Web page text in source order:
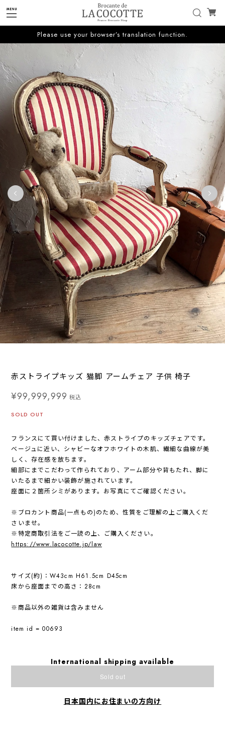
Please use your browser’s translation function.
赤ストライプキッズ 猫脚 アームチェア 子供 椅子
¥99,999,999 税込
SOLD OUT
フランスにて買い付けました、赤ストライプのキッズチェアです。
ベージュに近い、シャビーなオフホワイトの木肌、繊細な曲線が美
しく、存在感を放ちます。
細部にまでこだわって作られており、アーム部分や背もたれ、脚に
いたるまで細かい装飾が施されています。
座面に２箇所シミがあります。お写真にてご確認ください。
※ブロカント商品(一点もの)のため、性質をご理解の上ご購入くだ
さいませ。
※特定商取引法をご一読の上、ご購入ください。
https://www.lacocotte.jp/law
サイズ(約)：W43cm H61.5cm D45cm
床から座面までの高さ：28cm
※商品以外の雑貨は含みません
item id = 00693
International shipping available
Sold out
日本国内にお住まいの方向け